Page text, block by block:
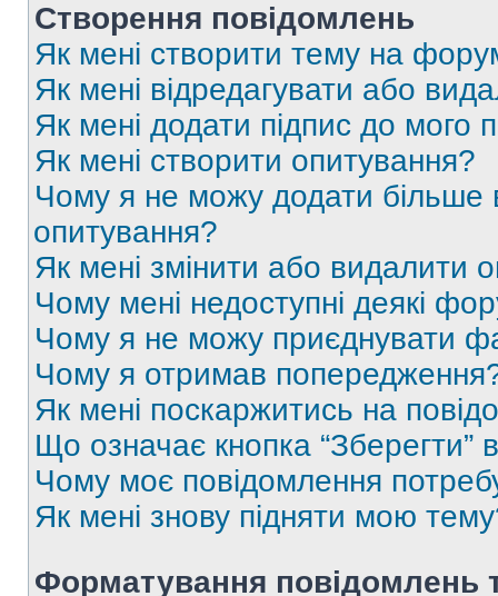
Створення повідомлень
Як мені створити тему на
Як мені відредагувати або
Як мені додати підпис до мого
Як мені створити опитування?
Чому я не можу додати більше
опитування?
Як мені змінити або видалити
Чому мені недоступні деякі
Чому я не можу приєднувати
Чому я отримав
Як мені поскаржитись на
Що означає кнопка
Чому моє повідомлення
Як мені знову підняти мою
Форматування повідомлень